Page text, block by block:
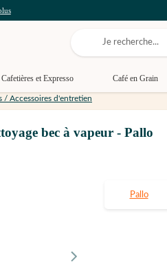
Cafetières et Expresso Café en Grain
/ Accessoires d'entretien
bec à vapeur - Pallo
Pallo